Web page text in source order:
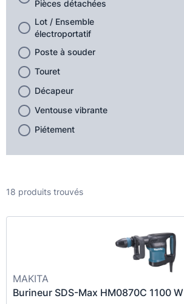
Pièces détachées
Lot / Ensemble
électroportatif
Poste à souder
Touret
Décapeur
Ventouse vibrante
Piétement
18 produits trouvés
MAKITA
Burineur SDS-Max HM0870C 1100 W